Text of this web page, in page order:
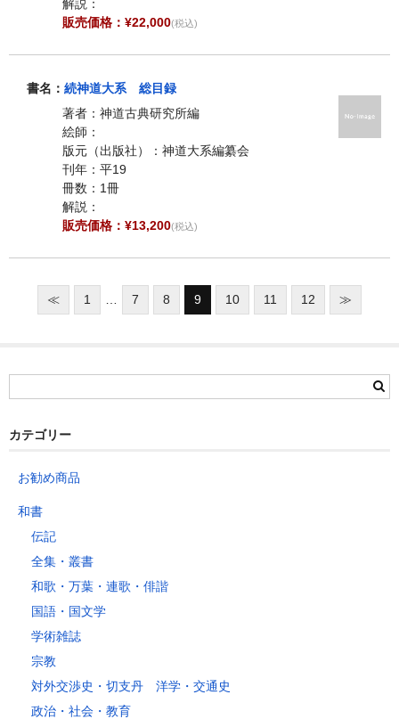
解説：
販売価格：¥22,000(税込)
書名： 続神道大系 総目録
著者：神道古典研究所編
絵師：
版元（出版社）：神道大系編纂会
刊年：平19
冊数：1冊
解説：
販売価格：¥13,200(税込)
≪ 1 7 8 9 10 11 12 ≫
カテゴリー
お勧め商品
和書
伝記
全集・叢書
和歌・万葉・連歌・俳諧
国語・国文学
学術雑誌
宗教
対外交渉史・切支丹 洋学・交通史
政治・社会・教育